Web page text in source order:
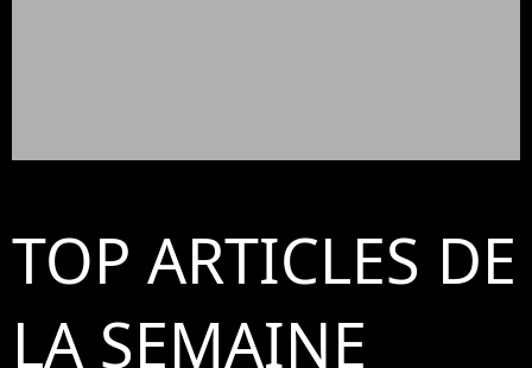
TOP ARTICLES DE
LA SEMAINE